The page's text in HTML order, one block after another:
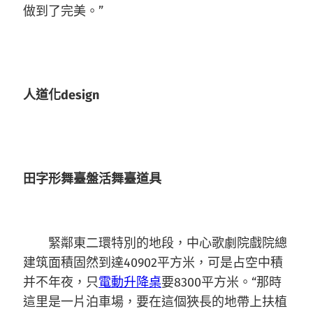
做到了完美。”
人道化design
田字形舞臺盤活舞臺道具
緊鄰東二環特別的地段，中心歌劇院戲院總
建筑面積固然到達40902平方米，可是占空中積
并不年夜，只電動升降桌要8300平方米。“那時
這里是一片泊車場，要在這個狹長的地帶上扶植